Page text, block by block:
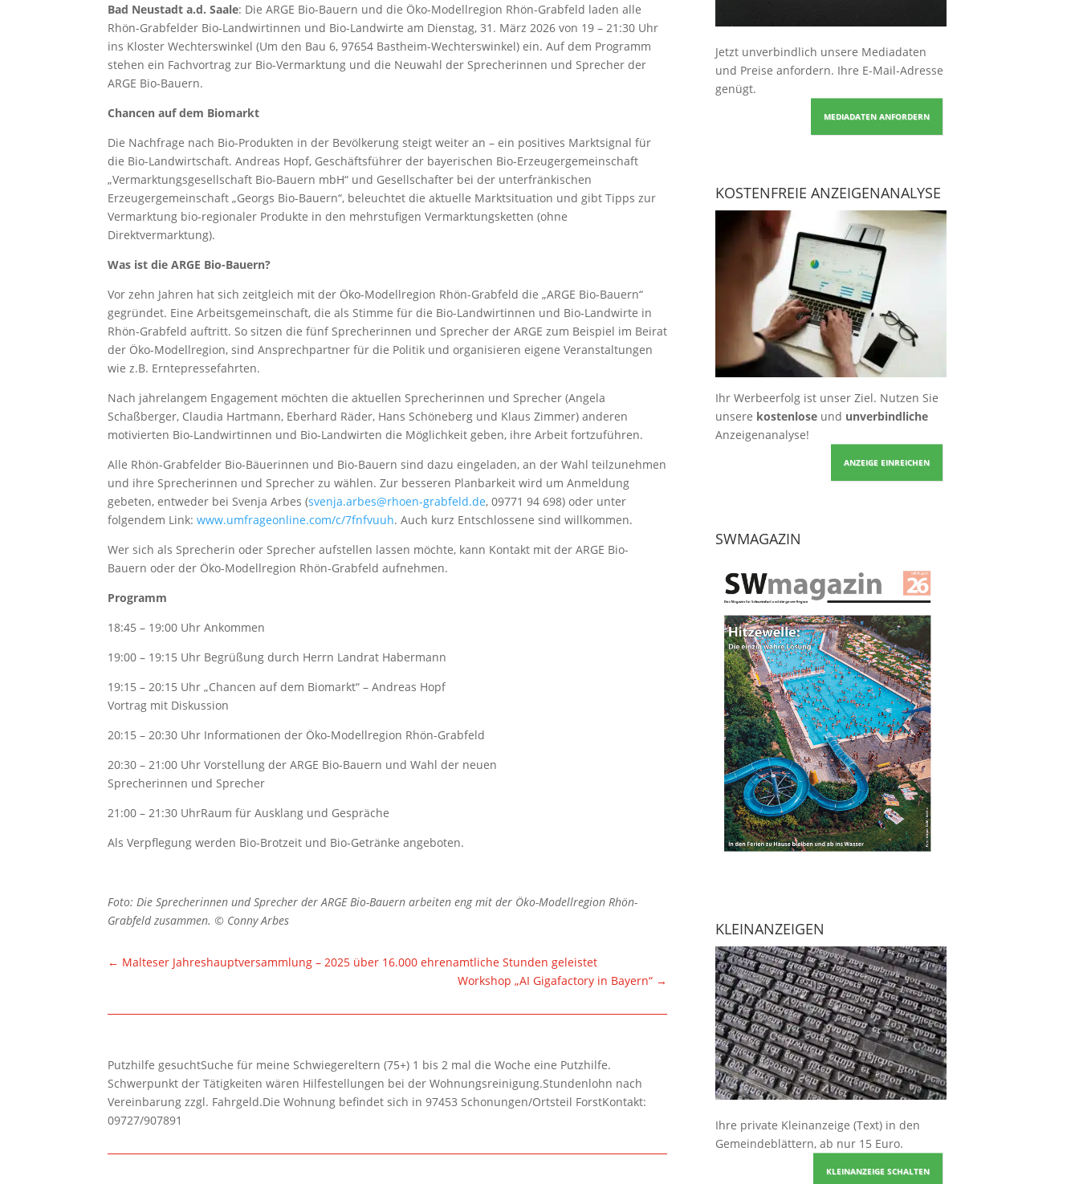
Bad Neustadt a.d. Saale: Die ARGE Bio-Bauern und die Öko-Modellregion Rhön-Grabfeld laden alle
Rhön-Grabfelder Bio-Landwirtinnen und Bio-Landwirte am Dienstag, 31. März 2026 von 19 – 21:30 Uhr
ins Kloster Wechterswinkel (Um den Bau 6, 97654 Bastheim-Wechterswinkel) ein. Auf dem Programm
stehen ein Fachvortrag zur Bio-Vermarktung und die Neuwahl der Sprecherinnen und Sprecher der
ARGE Bio-Bauern.
Chancen auf dem Biomarkt
Die Nachfrage nach Bio-Produkten in der Bevölkerung steigt weiter an – ein positives Marktsignal für
die Bio-Landwirtschaft. Andreas Hopf, Geschäftsführer der bayerischen Bio-Erzeugergemeinschaft
„Vermarktungsgesellschaft Bio-Bauern mbH“ und Gesellschafter bei der unterfränkischen
Erzeugergemeinschaft „Georgs Bio-Bauern“, beleuchtet die aktuelle Marktsituation und gibt Tipps zur
Vermarktung bio-regionaler Produkte in den mehrstufigen Vermarktungsketten (ohne
Direktvermarktung).
Was ist die ARGE Bio-Bauern?
Vor zehn Jahren hat sich zeitgleich mit der Öko-Modellregion Rhön-Grabfeld die „ARGE Bio-Bauern“
gegründet. Eine Arbeitsgemeinschaft, die als Stimme für die Bio-Landwirtinnen und Bio-Landwirte in
Rhön-Grabfeld auftritt. So sitzen die fünf Sprecherinnen und Sprecher der ARGE zum Beispiel im Beirat
der Öko-Modellregion, sind Ansprechpartner für die Politik und organisieren eigene Veranstaltungen
wie z.B. Erntepressefahrten.
Nach jahrelangem Engagement möchten die aktuellen Sprecherinnen und Sprecher (Angela
Schaßberger, Claudia Hartmann, Eberhard Räder, Hans Schöneberg und Klaus Zimmer) anderen
motivierten Bio-Landwirtinnen und Bio-Landwirten die Möglichkeit geben, ihre Arbeit fortzuführen.
Alle Rhön-Grabfelder Bio-Bäuerinnen und Bio-Bauern sind dazu eingeladen, an der Wahl teilzunehmen
und ihre Sprecherinnen und Sprecher zu wählen. Zur besseren Planbarkeit wird um Anmeldung
gebeten, entweder bei Svenja Arbes (svenja.arbes@rhoen-grabfeld.de, 09771 94 698) oder unter
folgendem Link:www.umfrageonline.com/c/7fnfvuuh. Auch kurz Entschlossene sind willkommen.
Wer sich als Sprecherin oder Sprecher aufstellen lassen möchte, kann Kontakt mit der ARGE Bio-
Bauern oder der Öko-Modellregion Rhön-Grabfeld aufnehmen.
Programm
18:45 – 19:00 Uhr Ankommen
19:00 – 19:15 Uhr Begrüßung durch Herrn Landrat Habermann
19:15 – 20:15 Uhr „Chancen auf dem Biomarkt“ – Andreas Hopf
Vortrag mit Diskussion
20:15 – 20:30 Uhr Informationen der Öko-Modellregion Rhön-Grabfeld
20:30 – 21:00 Uhr Vorstellung der ARGE Bio-Bauern und Wahl der neuen
Sprecherinnen und Sprecher
21:00 – 21:30 UhrRaum für Ausklang und Gespräche
Als Verpflegung werden Bio-Brotzeit und Bio-Getränke angeboten.
Foto: Die Sprecherinnen und Sprecher der ARGE Bio-Bauern arbeiten eng mit der Öko-Modellregion Rhön-
Grabfeld zusammen. © Conny Arbes
← Malteser Jahreshauptversammlung – 2025 über 16.000 ehrenamtliche Stunden geleistet
Workshop „AI Gigafactory in Bayern“ →
Putzhilfe gesuchtSuche für meine Schwiegereltern (75+) 1 bis 2 mal die Woche eine Putzhilfe.
Schwerpunkt der Tätigkeiten wären Hilfestellungen bei der Wohnungsreinigung.Stundenlohn nach
Vereinbarung zzgl. Fahrgeld.Die Wohnung befindet sich in 97453 Schonungen/Ortsteil ForstKontakt:
09727/907891
Jetzt unverbindlich unsere Mediadaten
und Preise anfordern. Ihre E-Mail-Adresse
genügt.
MEDIADATEN ANFORDERN
KOSTENFREIE ANZEIGENANALYSE
Ihr Werbeerfolg ist unser Ziel. Nutzen Sie
unsere kostenloseund unverbindliche
Anzeigenanalyse!
ANZEIGE EINREICHEN
SWMAGAZIN
KLEINANZEIGEN
Ihre private Kleinanzeige (Text) in den
Gemeindeblättern, ab nur 15 Euro.
KLEINANZEIGE SCHALTEN